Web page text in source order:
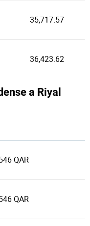
35,717.57
36,423.62
a Riyal
QAR
QAR